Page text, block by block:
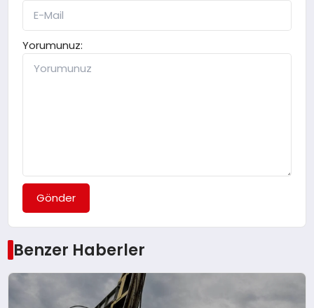
Yorumunuz:
Gönder
Benzer Haberler